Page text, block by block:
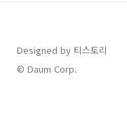
Designed by 티스토리
© Daum Corp.